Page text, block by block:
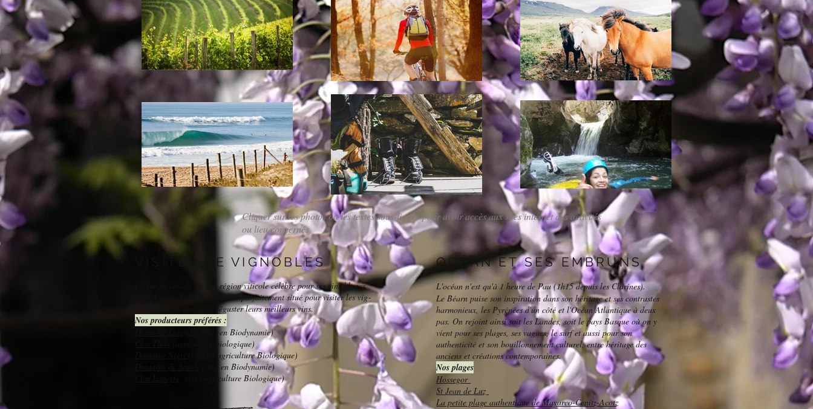
Cliquer sur les photos ou les textes sous-lignés pour avoir accès aux sites internet des activités
ou lieu concernés
VISITES DE VIGNOBLES
Le Ju­rançon­nais est une ré­gion viti­cole célèbre pour ses vins blancs
secs et doux. Les Clarines sont par­faite­ment si­tué pour visiter les vi­g­
no­bles des alen­tours et dé­guster leurs meilleurs vins.
Nos producteurs préférés :
(vins en Biodynamie)
(agriculture biologique)
vins en agriculture Biologique)
(vins en Biodynamie)
(vins agriculture Biologique)
OCÉAN ET SES EMBRUNS
L'océan n'est qu'à 1 heure de Pau (1h15 depuis les Clarines).
Le Béarn puise son inspiration dans son héritage et ses contrastes
harmonieux, les Pyrénées d'un côté et l'Océan Atlantique à deux
pas. On rejoint ainsi soit les Landes, soit le pays Basque où on y
vient pour ses plages, ses vagues, le surf et aussi pour son
authenticité et son bouillonnement culturel, entre héritage des
anciens et créations contemporaines.
Nos plages
Hossegor
St Jean de Luz
La petite plage authentique de Mayarco-Cenitz-Acotz